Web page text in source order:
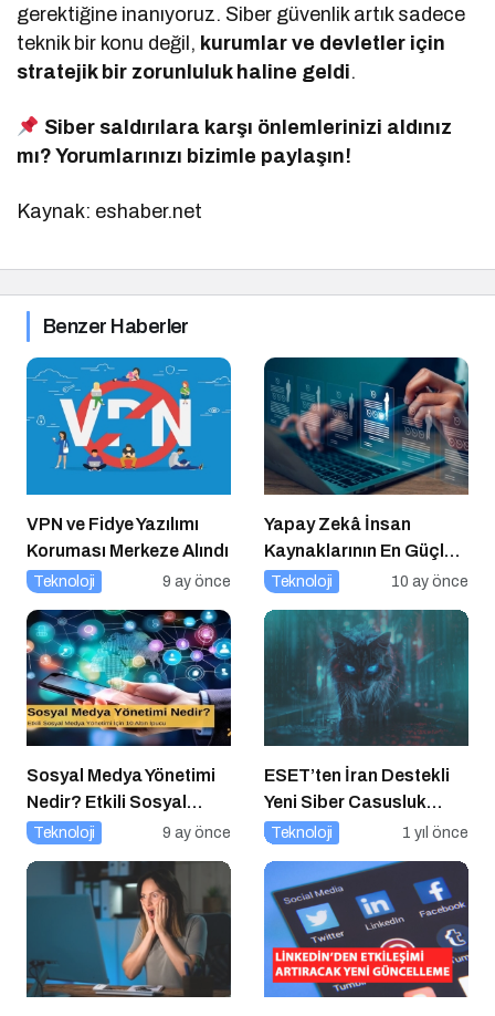
gerektiğine inanıyoruz. Siber güvenlik artık sadece
teknik bir konu değil, kurumlar ve devletler için
stratejik bir zorunluluk haline geldi.
Siber saldırılara karşı önlemlerinizi aldınız
mı? Yorumlarınızı bizimle paylaşın!
Kaynak: eshaber.net
Benzer Haberler
VPN ve Fidye Yazılımı
Koruması Merkeze Alındı
Teknoloji 9 ay önce
Yapay Zekâ İnsan
Kaynaklarının En Güçlü
Stratejik Ortağına
Teknoloji 10 ay önce
Sosyal Medya Yönetimi
Nedir? Etkili Sosyal
Medya Yönetimi İçin 10
Teknoloji 9 ay önce
ESET’ten İran Destekli
Yeni Siber Casusluk
Operasyonu Uyarısı
Teknoloji 1 yıl önce